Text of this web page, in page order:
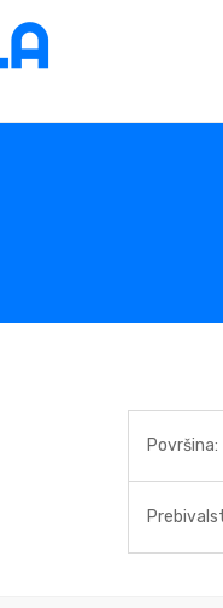
Površina: